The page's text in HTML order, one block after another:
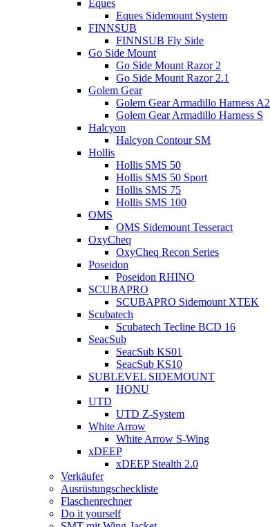
Eques
Eques Sidemount System
FINNSUB
FINNSUB Fly Side
Go Side Mount
Go Side Mount Razor 2
Go Side Mount Razor 2.1
Golem Gear
Golem Gear Armadillo Harness A2
Golem Gear Armadillo Harness S
Halcyon
Halcyon Contour SM
Hollis
Hollis SMS 50
Hollis SMS 50 Sport
Hollis SMS 75
Hollis SMS 100
OMS
OMS Sidemount Tesseract
OxyCheq
OxyCheq Recon Series
Poseidon
Poseidon RHINO
SCUBAPRO
SCUBAPRO Sidemount XTEK
Scubatech
Scubatech Tecline BCD 16
SeacSub
SeacSub KS01
SeacSub KS10
SUBLEVEL SIDEMOUNT
HONU
UTD
UTD Z-System
White Arrow
White Arrow S-Wing
xDEEP
xDEEP Stealth 2.0
Verkäufer
Ausrüstungscheckliste
Flaschenrechner
Do it yourself